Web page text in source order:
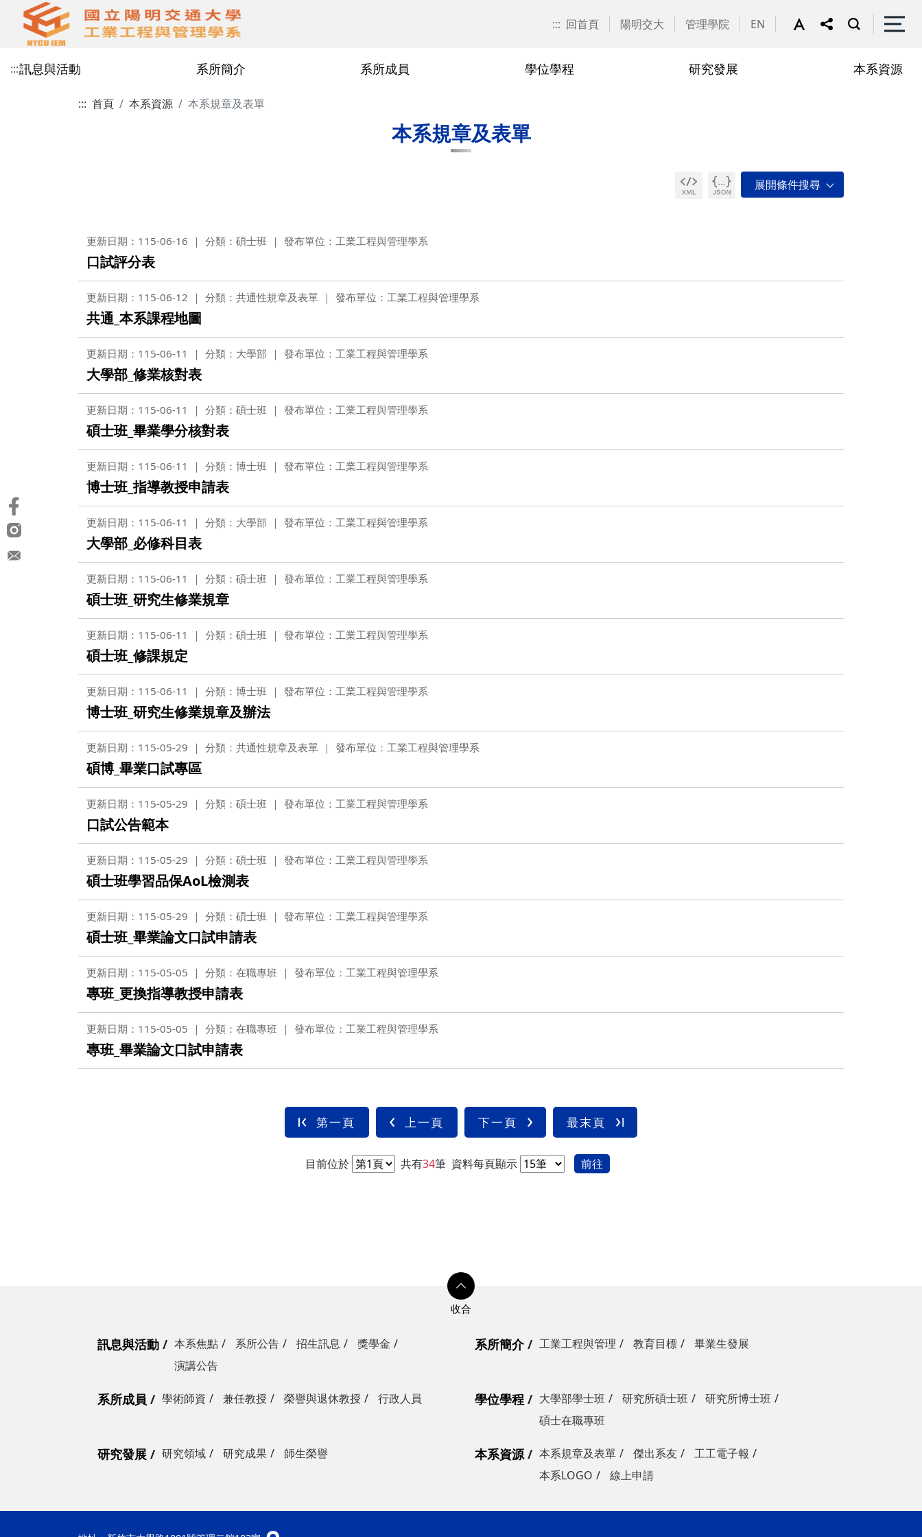
::: 回首頁 陽明交大 管理學院 EN
:::訊息與活動
系所公告
系所簡介
教育目標
系所成員
兼任教授
學位學程
研究所碩士班
研究發展
研究成果
本系資源
傑出系友
::: 首頁 本系資源 本系規章及表單
本系規章及表單
更新日期：115-06-16 分類：碩士班 發布單位：工業工程與管理學系
口試評分表
更新日期：115-06-12 分類：共通性規章及表單 發布單位：工業工程與管理學系
共通_本系課程地圖
更新日期：115-06-11 分類：大學部 發布單位：工業工程與管理學系
大學部_修業核對表
更新日期：115-06-11 分類：碩士班 發布單位：工業工程與管理學系
碩士班_畢業學分核對表
更新日期：115-06-11 分類：博士班 發布單位：工業工程與管理學系
博士班_指導教授申請表
更新日期：115-06-11 分類：大學部 發布單位：工業工程與管理學系
大學部_必修科目表
更新日期：115-06-11 分類：碩士班 發布單位：工業工程與管理學系
碩士班_研究生修業規章
更新日期：115-06-11 分類：碩士班 發布單位：工業工程與管理學系
碩士班_修課規定
更新日期：115-06-11 分類：博士班 發布單位：工業工程與管理學系
博士班_研究生修業規章及辦法
更新日期：115-05-29 分類：共通性規章及表單 發布單位：工業工程與管理學系
碩博_畢業口試專區
更新日期：115-05-29 分類：碩士班 發布單位：工業工程與管理學系
口試公告範本
更新日期：115-05-29 分類：碩士班 發布單位：工業工程與管理學系
碩士班學習品保AoL檢測表
更新日期：115-05-29 分類：碩士班 發布單位：工業工程與管理學系
碩士班_畢業論文口試申請表
更新日期：115-05-05 分類：在職專班 發布單位：工業工程與管理學系
專班_更換指導教授申請表
更新日期：115-05-05 分類：在職專班 發布單位：工業工程與管理學系
專班_畢業論文口試申請表
第一頁 上一頁 下一頁 最末頁
目前位於 共有34筆 資料每頁顯示 前往
訊息與活動 本系焦點 系所公告 招生訊息
獎學金
演講公告
系所簡介 工業工程與管理 教育目標 畢業生發展
系所成員 學術師資 兼任教授 榮譽與退休教授 行政人員 學位學程 大學部學士班 研究所碩士班
研究所博士班
碩士在職專班
研究發展 研究領域 研究成果 師生榮譽 本系資源 本系規章及表單 傑出系友
工工電子報
本系LOGO
線上申請